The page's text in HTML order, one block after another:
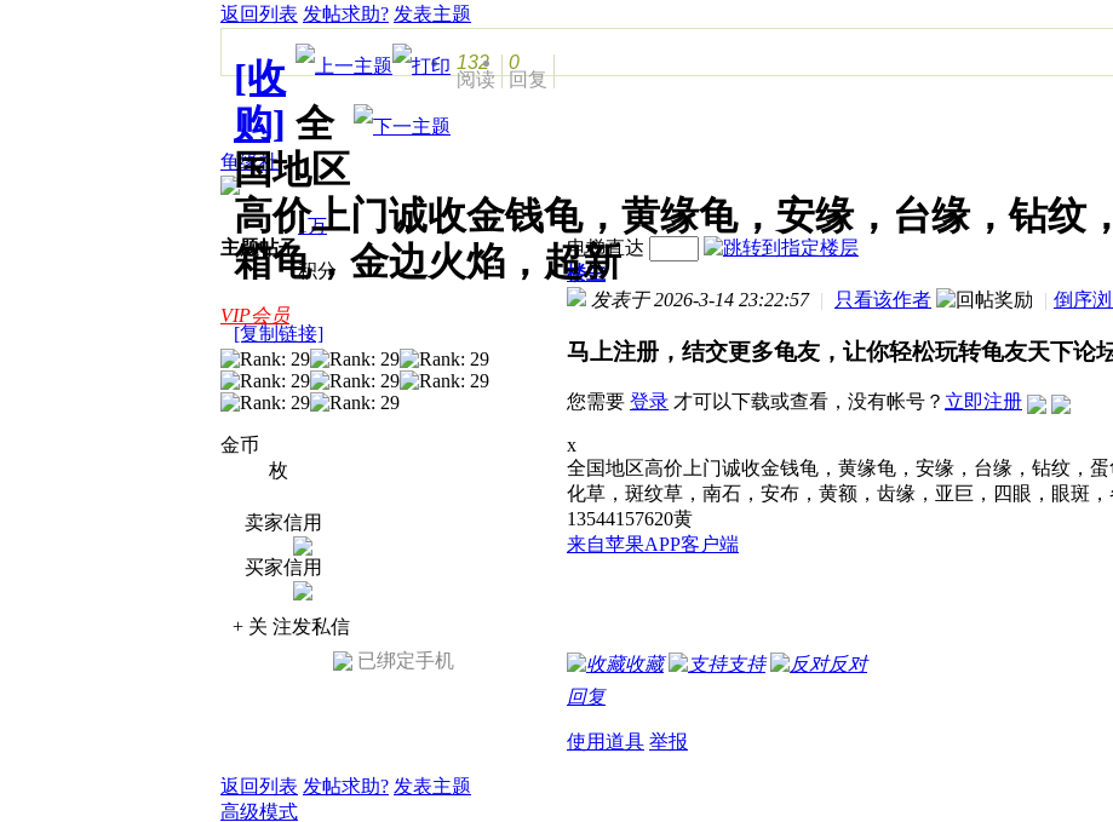
返回列表 发帖求助? 发表主题
132
阅读
0
回复
[收
购] 全
国地区
高价上门诚收金钱龟，黄缘龟，安缘，台缘，钻纹
箱龟，金边火焰，超新
[复制链接]
龟缘社
主题帖子
1万
积分
VIP会员
金币
枚
卖家信用
买家信用
+ 关 注发私信
已绑定手机
电梯直达
楼主
发表于 2026-3-14 23:22:57 | 只看该作者 | 倒序
马上注册，结交更多龟友，让你轻松玩转龟友天下论坛
您需要 登录 才可以下载或查看，没有帐号？ 立即注册
x
全国地区高价上门诚收金钱龟，黄缘龟，安缘，台缘，钻纹，
化草，斑纹草，南石，安布，黄额，齿缘，亚巨，四眼，眼斑
13544157620黄
来自苹果APP客户端
收藏 支持
反对
回复
使用道具 举报
返回列表 发帖求助? 发表主题
高级模式